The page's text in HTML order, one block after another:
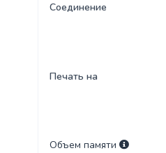
Соединение
Печать на
Объем памяти